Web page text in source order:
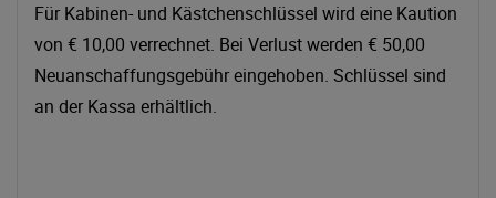
Für Kabinen- und Kästchenschlüssel wird eine Kaution
von € 10,00 verrechnet. Bei Verlust werden € 50,00
Neuanschaffungsgebühr eingehoben. Schlüssel sind
an der Kassa erhältlich.